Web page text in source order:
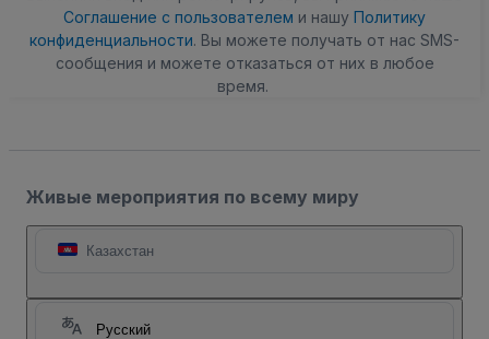
Соглашение с пользователем и нашу Политику
конфиденциальности. Вы можете получать от нас SMS-
сообщения и можете отказаться от них в любое
время.
Живые мероприятия по всему миру
Казахстан
Русский